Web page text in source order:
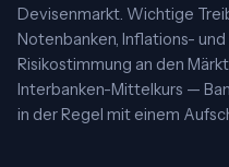
Devisenmarkt. Wichtige
Notenbanken, Inflations-
Risikostimmung an den
Interbanken-Mittelkurs —
in der Regel mit einem